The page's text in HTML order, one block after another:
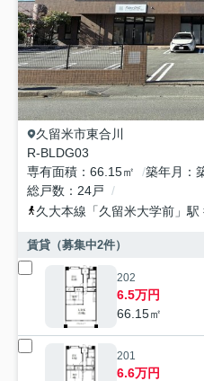
久留米市東合川
R-BLDG03
専有面積
66.15㎡ 築年月
総戸数
24戸
久大本線 「久留米大学前 」
賃貸（募集中2件）
202
6.5万円
66.15㎡
201
6.6万円